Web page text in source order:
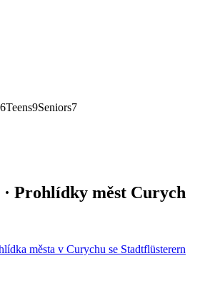
Teens9Seniors7
· Prohlídky měst Curych
města v Curychu se Stadtflüsterern